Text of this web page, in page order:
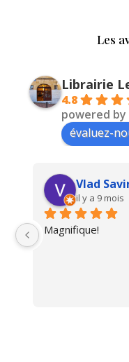
Les
Librairie
4.8
powered by
évaluez-
Vlad
il y a 9 mois
Magnifique!